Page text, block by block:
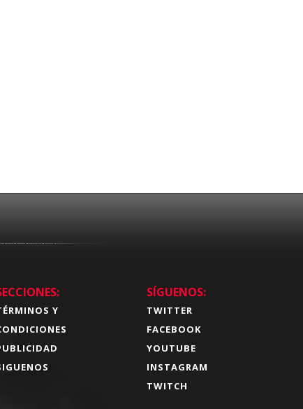
Y
SÍGUENOS:
TWITTER
FACEBOOK
YOUTUBE
INSTAGRAM
TWITCH